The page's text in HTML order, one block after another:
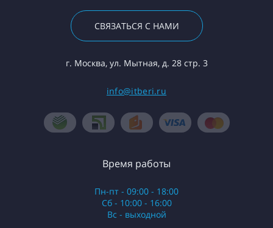
СВЯЗАТЬСЯ С НАМИ
г. Москва, ул. Мытная, д. 28 стр. 3
info@itberi.ru
Время работы
Пн-пт - 09:00 - 18:00
Сб - 10:00 - 16:00
Вс - выходной